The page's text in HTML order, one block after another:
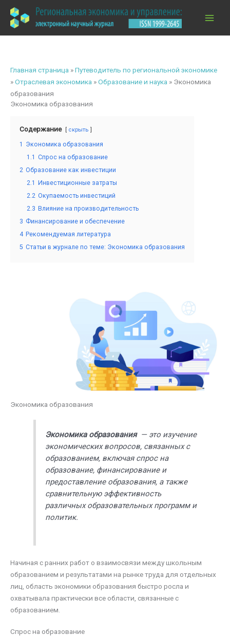
содержимому
Главная страница »Путеводитель по региональной экономике
»Отраслевая экономика »Образование и наука » Экономика
образования
Экономика образования
Содержание скрыть
1
Экономика образования
1.1 Спрос на образование
2 Образование как инвестиции
2.1 Инвестиционные затраты
2.2 Окупаемость инвестиций
2.3 Влияние на производительность
3 Финансирование и обеспечение
4 Рекомендуемая литература
5 Статьи в журнале по теме: Экономика образования
Экономика образования
Экономика образования— это изучение
экономических вопросов, связанных с
образованием, включая спрос на
образование, финансирование и
предоставление образования, а также
сравнительную эффективность
различных образовательных программ и
политик.
Начиная с ранних работ о взаимосвязи между школьным
образованием и результатами на рынке труда для отдельных
лиц, область экономики образования быстро росла и
охватывала практически все области, связанные с
образованием.
Спрос на образование